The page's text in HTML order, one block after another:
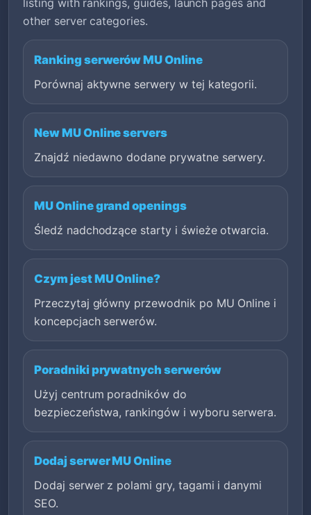
other server categories.
Ranking serwerów MU Online
Porównaj aktywne serwery w tej kategorii.
New MU Online servers
Znajdź niedawno dodane prywatne serwery.
MU Online grand openings
Śledź nadchodzące starty i świeże otwarcia.
Czym jest MU Online?
Przeczytaj główny przewodnik po MU Online i
koncepcjach serwerów.
Poradniki prywatnych serwerów
Użyj centrum poradników do
bezpieczeństwa, rankingów i wyboru serwera.
Dodaj serwer MU Online
Dodaj serwer z polami gry, tagami i danymi
SEO.